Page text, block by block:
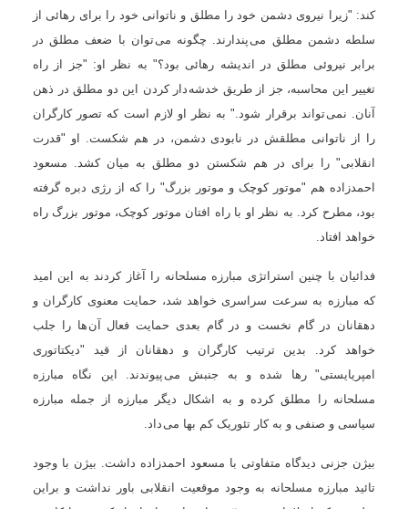
کند: "زيرا نيروی دشمن خود را مطلق و ناتوانی خود را برای رهائی از
سلطه دشمن مطلق می پندارند. چگونه می توان با ضعف مطلق در
برابر نيروئی مطلق در انديشه رهائی بود؟" به نظر او: "جز از راه
تغيير اين محاسبه، جز از طريق خدشه دار کردن اين دو مطلق در ذهن
آنان. نمی تواند برقرار شود." به نظر او لازم است که تصور کارگران
را از ناتوانی مطلقش در نابودی دشمن، در هم شکست. او "قدرت
انقلابی" را برای در هم شکستن دو مطلق به ميان کشد. مسعود
احمدزاده هم "موتور کوچک و موتور بزرگ" را که از رژی دبره گرفته
بود، مطرح کرد. به نظر او با راه افتان موتور کوچک، موتور بزرگ راه
خواهد افتاد.
فدائيان با چنين استراتژی مبارزه مسلحانه را آغاز کردند به اين اميد
که مبارزه به سرعت سراسری خواهد شد، حمايت معنوی کارگران و
دهقانان در گام نخست و در گام بعدی حمايت فعال آن ها را جلب
خواهد کرد. بدين ترتيب کارگران و دهقانان از قيد "ديکتاتوری
امپريايستی" رها شده و به جنبش می پيوندند. اين نگاه مبارزه
مسلحانه را مطلق کرده و به اشکال ديگر مبارزه از جمله مبارزه
سياسی و صنفی و به کار تئوريک کم بها می داد.
بيژن جزنی ديدگاه متفاوتی با مسعود احمدزاده داشت. بيژن با وجود
تائيد مبارزه مسلحانه به وجود موقعيت انقلابی باور نداشت و براين